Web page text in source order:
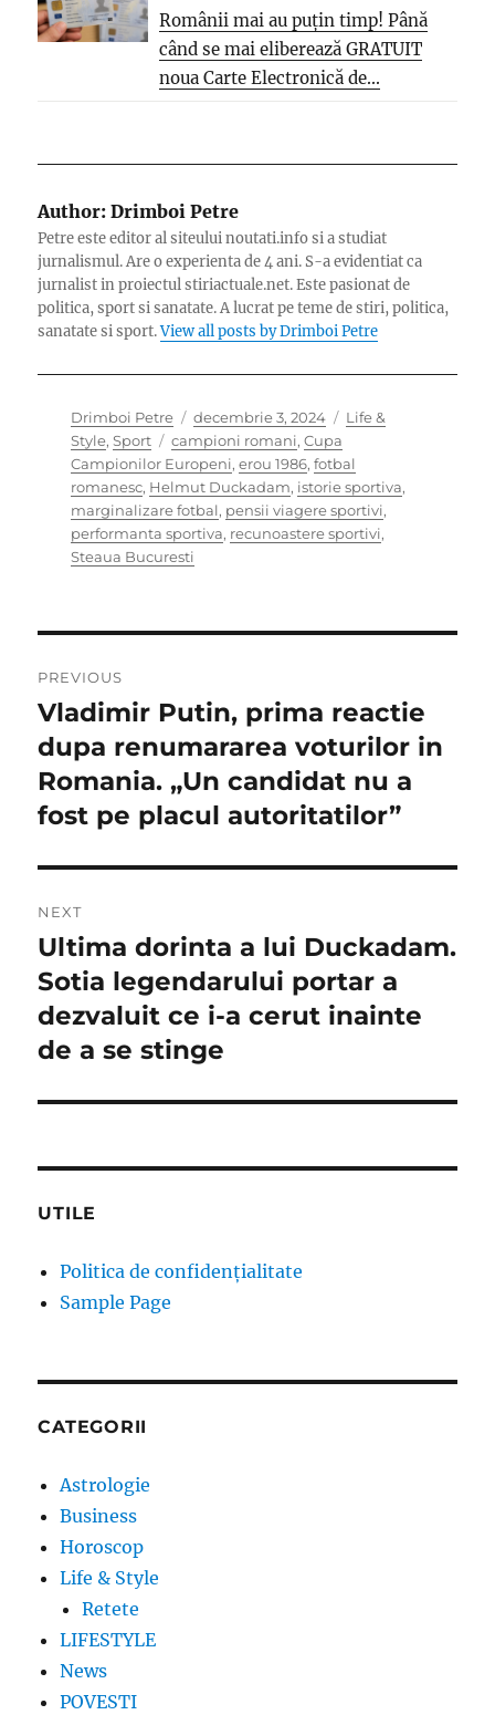
Românii mai au puțin timp! Până
când se mai eliberează GRATUIT
noua Carte Electronică de...
Author: Drimboi Petre
Petre este editor al siteului noutati.info si a studiat
jurnalismul. Are o experienta de 4 ani. S-a evidentiat ca
jurnalist in proiectul stiriactuale.net. Este pasionat de
politica, sport si sanatate. A lucrat pe teme de stiri, politica,
sanatate si sport.View all posts by Drimboi Petre
Author
Drimboi Petre
Posted
on
decembrie 3, 2024 Categories
Life &
Style, Sport Tags
campioni romani, Cupa
Campionilor Europeni, erou 1986, fotbal
romanesc, Helmut Duckadam, istorie sportiva,
marginalizare fotbal, pensii viagere sportivi,
performanta sportiva, recunoastere sportivi,
Steaua Bucuresti
în
articole
PREVIOUS
Previous
post:
Vladimir Putin, prima reactie
dupa renumararea voturilor in
Romania. „Un candidat nu a
fost pe placul autoritatilor”
NEXT
Next
post:
Ultima dorinta a lui Duckadam.
Sotia legendarului portar a
dezvaluit ce i-a cerut inainte
de a se stinge
UTILE
Politica de confidențialitate
Sample Page
CATEGORII
Astrologie
Business
Horoscop
Life & Style
Retete
LIFESTYLE
News
POVESTI